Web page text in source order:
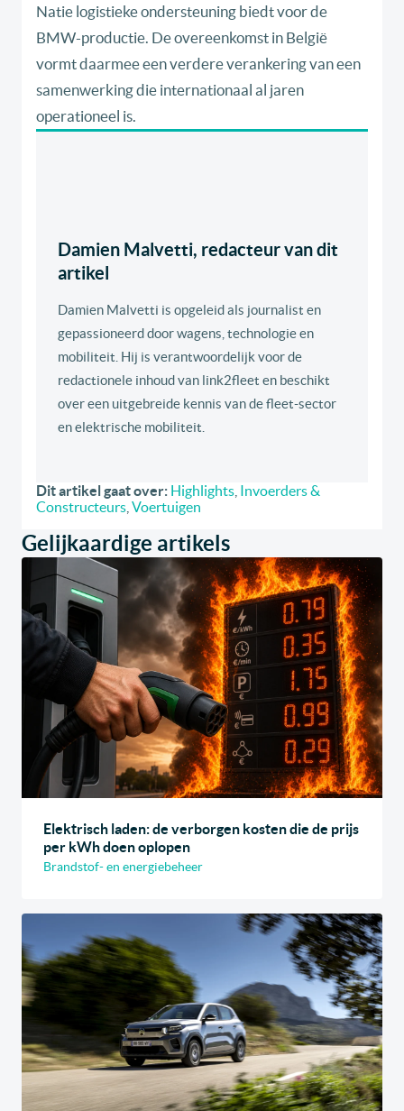
Natie logistieke ondersteuning biedt voor de
BMW-productie. De overeenkomst in België
vormt daarmee een verdere verankering van een
samenwerking die internationaal al jaren
operationeel is.
Damien Malvetti, redacteur van dit
artikel
Damien Malvetti is opgeleid als journalist en
gepassioneerd door wagens, technologie en
mobiliteit. Hij is verantwoordelijk voor de
redactionele inhoud van link2fleet en beschikt
over een uitgebreide kennis van de fleet-sector
en elektrische mobiliteit.
Dit artikel gaat over: Highlights
Invoerders &
Constructeurs Voertuigen
Gelijkaardige artikels
Elektrisch laden: de verborgen kosten die de prijs
per kWh doen oplopen
Brandstof- en energiebeheer